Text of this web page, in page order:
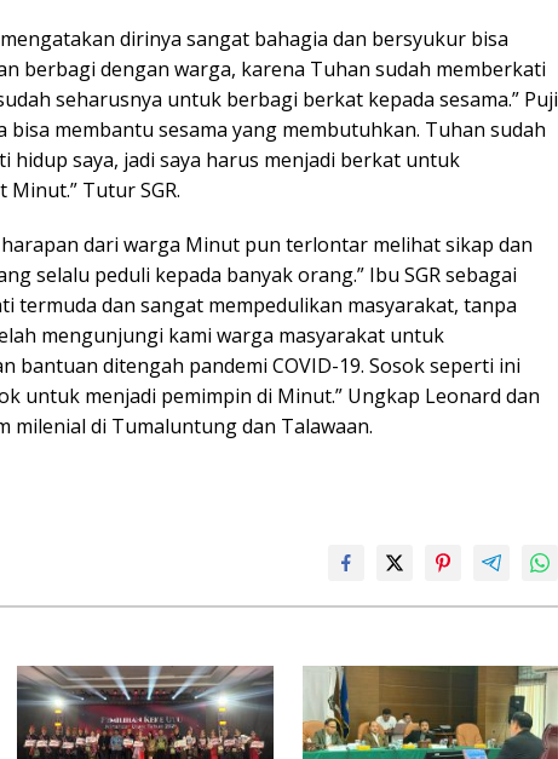
mengatakan dirinya sangat bahagia dan bersyukur bisa
berbagi dengan warga, karena Tuhan sudah memberkati
seharusnya untuk berbagi berkat kepada sesama.” Puji
bisa membantu sesama yang membutuhkan. Tuhan sudah
hidup saya, jadi saya harus menjadi berkat untuk
Minut.” Tutur SGR.
dari warga Minut pun terlontar melihat sikap dan
selalu peduli kepada banyak orang.” Ibu SGR sebagai
termuda dan sangat mempedulikan masyarakat, tanpa
mengunjungi kami warga masyarakat untuk
bantuan ditengah pandemi COVID-19. Sosok seperti ini
untuk menjadi pemimpin di Minut.” Ungkap Leonard dan
milenial di Tumaluntung dan Talawaan.